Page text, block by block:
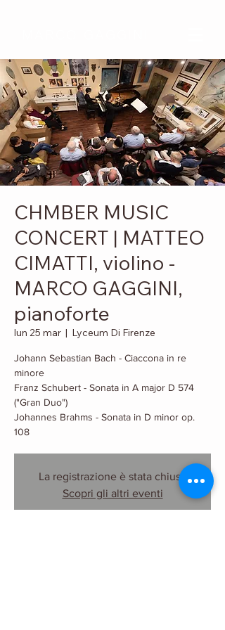
CHMBER MUSIC
CONCERT | MATTEO
CIMATTI, violino -
MARCO GAGGINI,
pianoforte
lun 25 mar
  |
Lyceum Di Firenze
Johann Sebastian Bach - Ciaccona in re
minore
Franz Schubert - Sonata in A major D 574
("Gran Duo")
Johannes Brahms - Sonata in D minor op.
108
La registrazione è stata chiusa
Scopri gli altri eventi